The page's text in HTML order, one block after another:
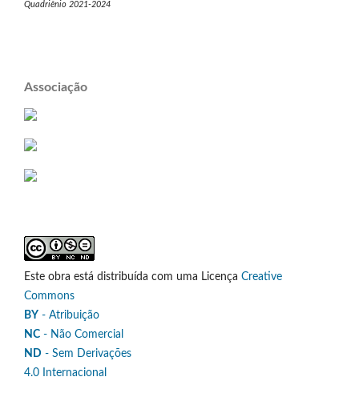
Quadriênio 2021-2024
Associação
Este obra está distribuída com uma Licença Creative
Commons
BY - Atribuição
NC - Não Comercial
ND - Sem Derivações
4.0 Internacional